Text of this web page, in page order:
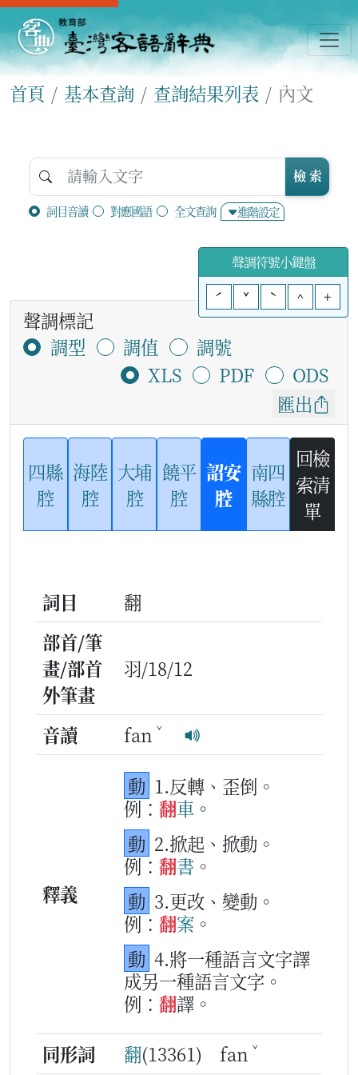
首頁 基本查詢 查詢結果列表 內文
詞目音讀 對應國語 全文查詢 進階設定
檢 索
聲調符號小鍵盤
ˊ
ˇ ˋ ^ +
聲調標記
調型
調值
調號
XLS
PDF
ODS
匯出
四縣
腔
海陸
腔
大埔
腔
饒平
腔
詔安
腔
南四
縣腔
回檢
索清
單
詞目
翻
部首/筆
畫/部首
外筆畫
羽/18/12
音讀 fan ˇ
釋義
動 1.反轉、歪倒。
例： 翻車 。
動 2.掀起、掀動。
例： 翻書 。
動 3.更改、變動。
例： 翻案 。
動 4.將一種語言文字譯
成另一種語言文字。
例： 翻譯。
同形詞
翻(13361) fan ˇ